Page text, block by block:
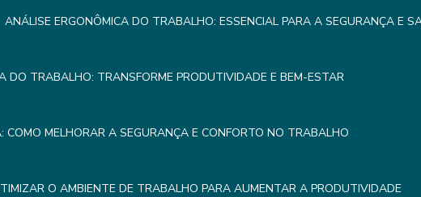
ANÁLISE ERGONÔMICA DO TRABALHO: ESSENCIAL PARA A SEGURANÇA E
DO TRABALHO: TRANSFORME PRODUTIVIDADE E BEM-ESTAR
COMO MELHORAR A SEGURANÇA E CONFORTO NO TRABALHO
O AMBIENTE DE TRABALHO PARA AUMENTAR A PRODUTIVIDADE